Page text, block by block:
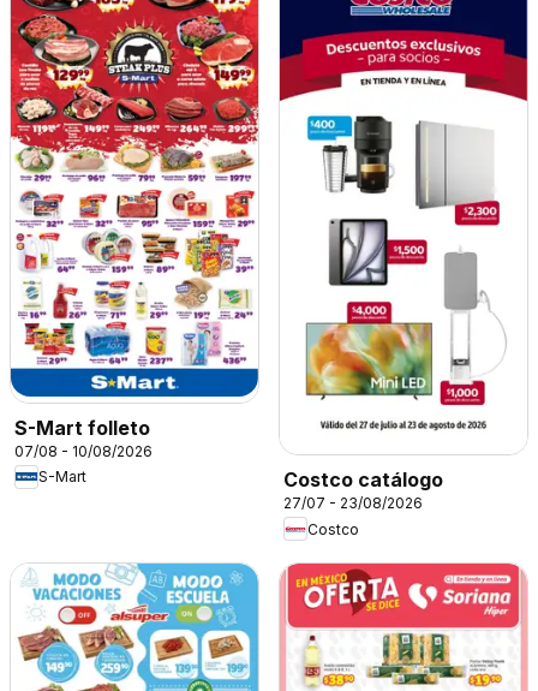
S-Mart folleto
07/08 - 10/08/2026
S-Mart
Costco catálogo
27/07 - 23/08/2026
Costco